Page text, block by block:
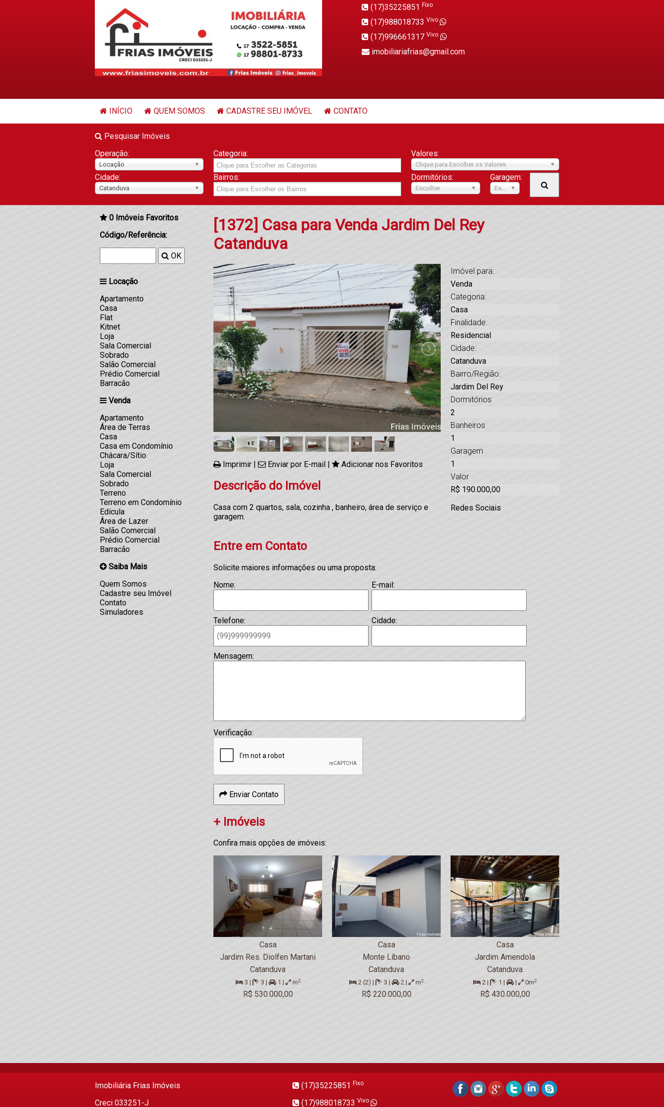
(17)35225851 Fixo
(17)988018733 Vivo
(17)996661317 Vivo
imobiliariafrias@gmail.com
INÍCIO QUEM SOMOS CADASTRE SEU IMÓVEL CONTATO
Pesquisar Imóveis
Operação:
Locação
Categoria: Valores:
Clique para Escolher os Valores
Cidade:
Catanduva
Bairros: Dormitórios:
Escolher
Garagem:
Escolher
0 Imóveis Favoritos
Código/Referência:
OK
Locação
Apartamento
Casa
Flat
Kitnet
Loja
Sala Comercial
Sobrado
Salão Comercial
Prédio Comercial
Barracão
Venda
Apartamento
Área de Terras
Casa
Casa em Condomínio
Chácara/Sítio
Loja
Sala Comercial
Sobrado
Terreno
Terreno em Condomínio
Edícula
Área de Lazer
Salão Comercial
Prédio Comercial
Barracão
Saiba Mais
Quem Somos
Cadastre seu Imóvel
Contato
Simuladores
[1372] Casa para Venda Jardim Del Rey
Catanduva
Imprimir | Enviar por E-mail | Adicionar nos Favoritos
Descrição do Imóvel
Casa com 2 quartos, sala, cozinha , banheiro, área de serviço e
garagem.
Imóvel para:
Venda
Categoria:
Casa
Finalidade:
Residencial
Cidade:
Catanduva
Bairro/Região:
Jardim Del Rey
Dormitórios
2
Banheiros
1
Garagem
1
Valor
R$ 190.000,00
Redes Sociais
Entre em Contato
Solicite maiores informações ou uma proposta:
Nome:
Telefone:
E-mail:
Cidade:
Mensagem:
Verificação:
Enviar Contato
+ Imóveis
Confira mais opções de imóveis:
Casa
Jardim Res. Diolfen Martani
Catanduva
3 | 3 | 1 | m2
R$ 530.000,00
Casa
Monte Líbano
Catanduva
2 (2) | 3 | 2 | m2
R$ 220.000,00
Casa
Jardim Amendola
Catanduva
2 | 1 | | 0m2
R$ 430.000,00
Imobiliária Frias Imóveis
Creci 033251-J
(17)35225851 Fixo
(17)988018733 Vivo